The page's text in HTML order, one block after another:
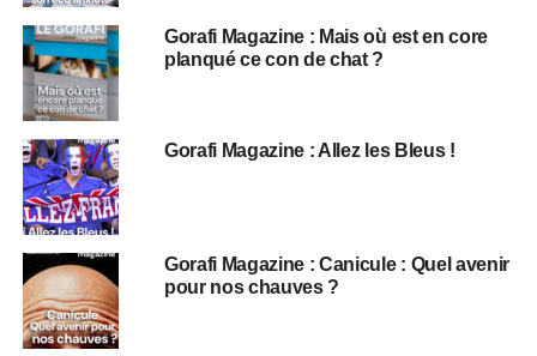
Gorafi Magazine : Mais où est en core
planqué ce con de chat ?
Gorafi Magazine : Allez les Bleus !
Gorafi Magazine : Canicule : Quel avenir
pour nos chauves ?